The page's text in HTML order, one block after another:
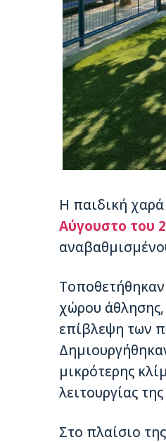
Η παιδική
Αύγουστο του
Τοποθετήθηκαν
χώρου άθλησης,
επίβλεψη των
μικρότερης
λειτουργίας
Στο πλαίσιο